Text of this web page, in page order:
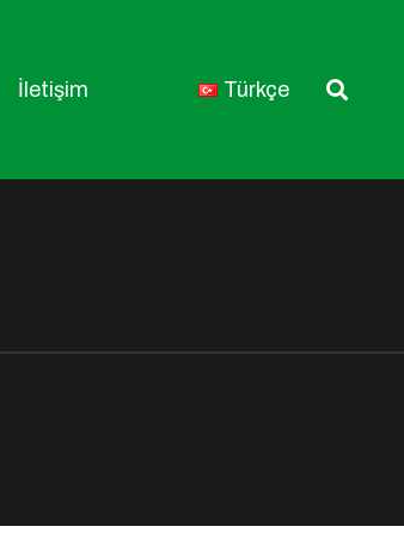
İletişim Türkçe